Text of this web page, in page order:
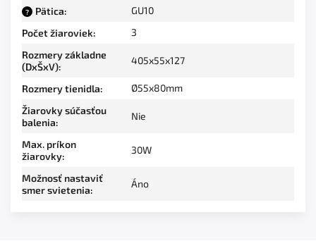
? Pätica:
GU10
Počet žiaroviek:
3
Rozmery základne
(DxŠxV):
405x55x127
Rozmery tienidla:
Ø55x80mm
Žiarovky súčasťou
balenia:
Nie
Max. príkon
žiarovky:
30W
Možnosť nastaviť
smer svietenia:
Áno